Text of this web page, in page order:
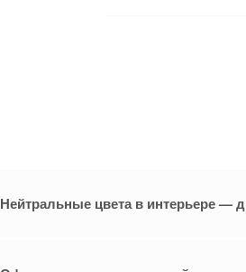
Нейтральные цвета в интерьере —